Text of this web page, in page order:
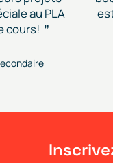
au PLA
cours!